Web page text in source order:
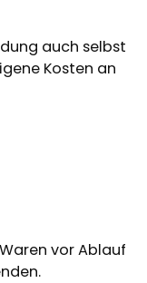
auch selbst
Kosten an
vor Ablauf